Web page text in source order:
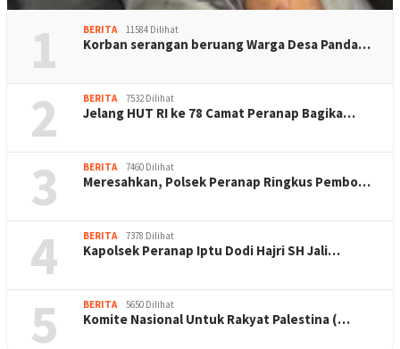
1 BERITA 11584 Dilihat
Korban serangan beruang Warga Desa Panda…
2 BERITA 7532 Dilihat
Jelang HUT RI ke 78 Camat Peranap Bagika…
3 BERITA 7460 Dilihat
Meresahkan, Polsek Peranap Ringkus Pembo…
4 BERITA 7378 Dilihat
Kapolsek Peranap Iptu Dodi Hajri SH Jali…
5 BERITA 5650 Dilihat
Komite Nasional Untuk Rakyat Palestina (…